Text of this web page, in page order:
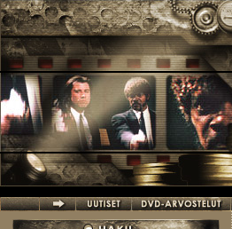
Hyppää pääsisältöön